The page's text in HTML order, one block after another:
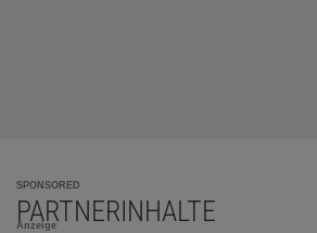
SPONSORED
PARTNERINHALTE
Anzeige